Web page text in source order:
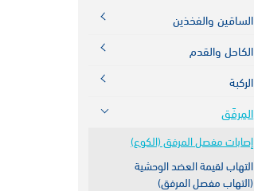
الساقين والفخذين
الكاحل والقدم
الركبة
المِرفَق
إصابات مفصل المرفق (الكوع)
التهاب لقيمة العضد الوحشية
(التهاب مفصل المرفق)